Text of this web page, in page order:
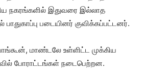
நகரங்களில் இதுவரை இல்லாத
படையினர் குவிக்கப்பட்டனர்.
மாண்டலே உள்ளிட்ட முக்கிய
போராட்டங்கள் நடைபெற்றன.‌